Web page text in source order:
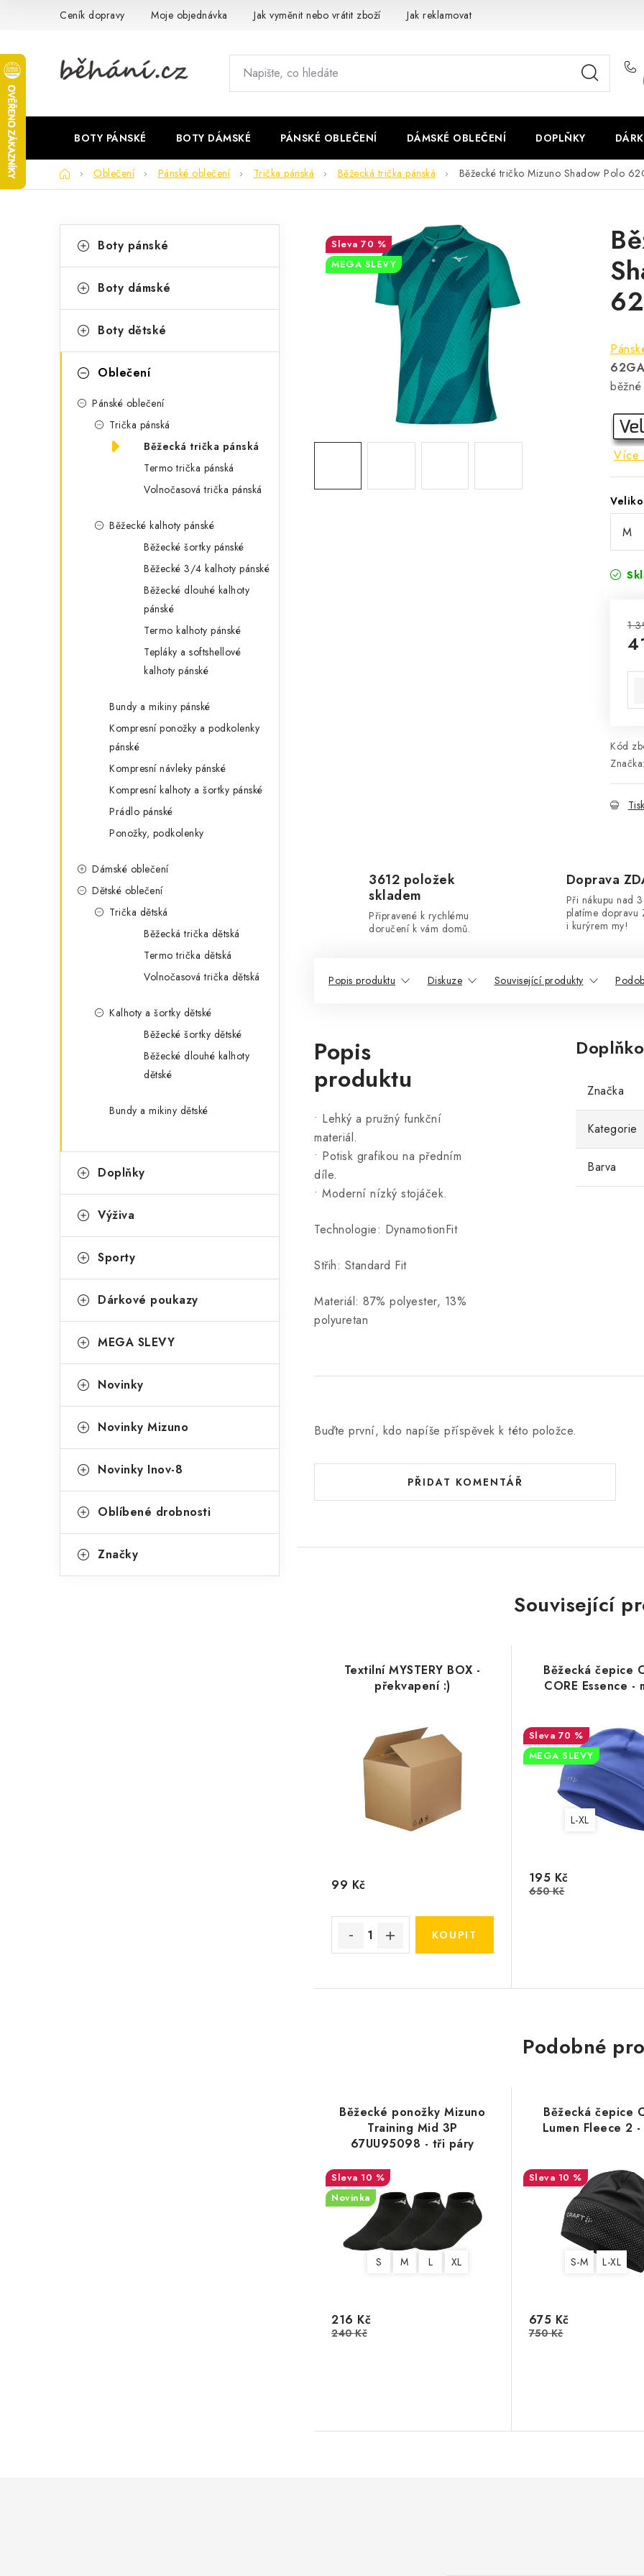
Ceník dopravy Moje objednávka Jak vyměnit nebo vrátit zboží Jak reklamovat
BOTY PÁNSKÉ BOTY DÁMSKÉ PÁNSKÉ OBLEČENÍ DÁMSKÉ OBLEČENÍ DOPLŇKY
DomůOblečení Pánské oblečení Trička pánská Běžecká trička pánská Běžecké tričko Mizuno Shadow Polo
o
t
r
kategorie
a
e
o
Boty pánské
Boty dámské
Boty dětské
Oblečení
Pánské oblečení
Trička pánská
Běžecká trička pánská
Termo trička pánská
Volnočasová trička pánská
Běžecké kalhoty pánské
Běžecké šortky pánské
Běžecké 3/4 kalhoty pánské
Běžecké dlouhé kalhoty
pánské
Termo kalhoty pánské
Tepláky a softshellové
kalhoty pánské
Bundy a mikiny pánské
Kompresní ponožky a podkolenky
pánské
Kompresní návleky pánské
Kompresní kalhoty a šortky pánské
Prádlo pánské
Ponožky, podkolenky
Dámské oblečení
Dětské oblečení
Trička dětská
Běžecká trička dětská
Termo trička dětská
Volnočasová trička dětská
Kalhoty a šortky dětské
Běžecké šortky dětské
Běžecké dlouhé kalhoty
dětské
Bundy a mikiny dětské
Doplňky
Výživa
Sporty
Dárkové poukazy
MEGA SLEVY
Novinky
Novinky Mizuno
Novinky Inov-8
Oblíbené drobnosti
Značky
Více
1
Kód
Značka:
Tisk
70 %
MEGA SLEVY
3612 položek
skladem
Připravené k rychlému
doručení k vám domů.
Doprava
Při nákupu nad
platíme dopravu
i kurýrem my!
Popis produktu Diskuze Související produkty
Popis
produktu
• Lehký a pružný funkční
materiál.
• Potisk grafikou na předním
díle.
• Moderní nízký stojáček.
Technologie: DynamotionFit
Střih: Standard Fit
Materiál: 87% polyester, 13%
polyuretan
Značka
Kategorie
Barva
Buďte první, kdo napíše příspěvek k této položce.
PŘIDAT KOMENTÁŘ
Související
Textilní MYSTERY BOX -
překvapení :)
99 Kč
Běžecká čepice
CORE Essence -
70 %
MEGA SLEVY
L-XL
195 Kč
650 Kč
Podobné
Běžecké ponožky Mizuno
Training Mid 3P
67UU95098 - tři páry
10 %
Novinka
S M L XL
216 Kč
240 Kč
Běžecká čepice
Lumen Fleece 2
10 %
S-M L-XL
675 Kč
750 Kč